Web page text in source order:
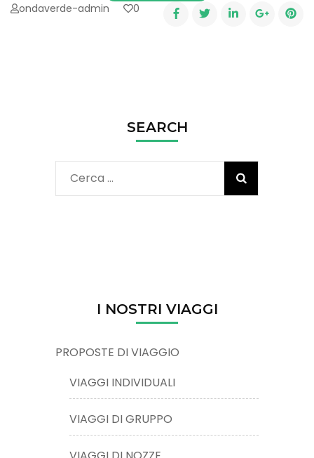
ondaverde-admin 0
SEARCH
Ricerca
per:
I NOSTRI VIAGGI
PROPOSTE DI VIAGGIO
VIAGGI INDIVIDUALI
VIAGGI DI GRUPPO